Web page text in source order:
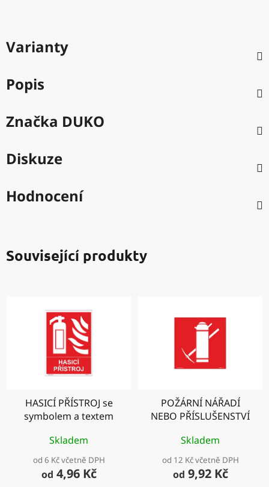
Varianty
Popis
Značka DUKO
Diskuze
Hodnocení
Související produkty
HASICÍ PŘÍSTROJ se
symbolem a textem
Skladem
od 6 Kč včetně DPH
od 4,96 Kč
POŽÁRNÍ NÁŘADÍ
NEBO PŘÍSLUŠENSTVÍ
Skladem
od 12 Kč včetně DPH
od 9,92 Kč